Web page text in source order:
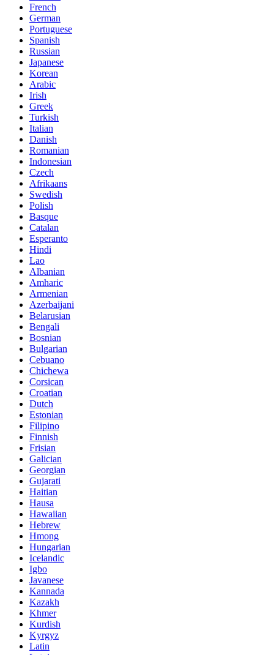
French
German
Portuguese
Spanish
Russian
Japanese
Korean
Arabic
Irish
Greek
Turkish
Italian
Danish
Romanian
Indonesian
Czech
Afrikaans
Swedish
Polish
Basque
Catalan
Esperanto
Hindi
Lao
Albanian
Amharic
Armenian
Azerbaijani
Belarusian
Bengali
Bosnian
Bulgarian
Cebuano
Chichewa
Corsican
Croatian
Dutch
Estonian
Filipino
Finnish
Frisian
Galician
Georgian
Gujarati
Haitian
Hausa
Hawaiian
Hebrew
Hmong
Hungarian
Icelandic
Igbo
Javanese
Kannada
Kazakh
Khmer
Kurdish
Kyrgyz
Latin